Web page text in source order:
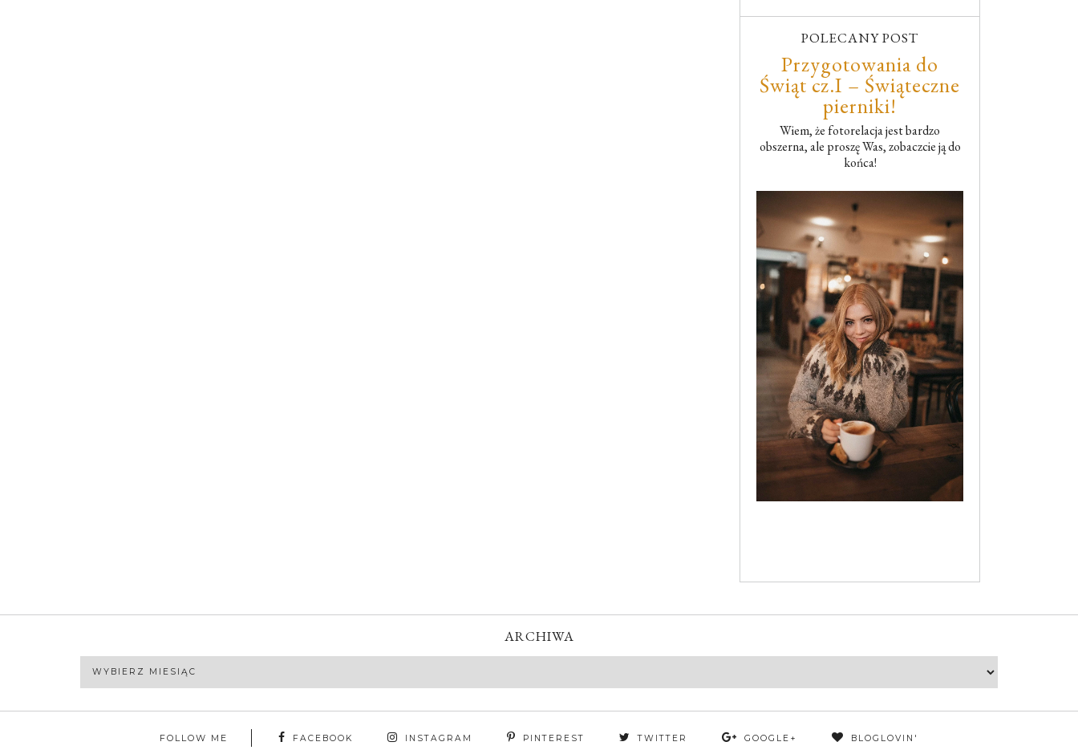
POLECANY POST
Przygotowania do
Świąt cz.I – Świąteczne
pierniki!
Wiem, że fotorelacja jest bardzo
obszerna, ale proszę Was, zobaczcie ją do
końca!
ARCHIWA
Archiwa
FOLLOW ME FACEBOOK INSTAGRAM PINTEREST TWITTER GOOGLE+ BLOGLOVIN'